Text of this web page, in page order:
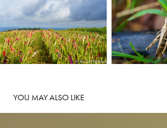
YOU MAY ALSO LIKE